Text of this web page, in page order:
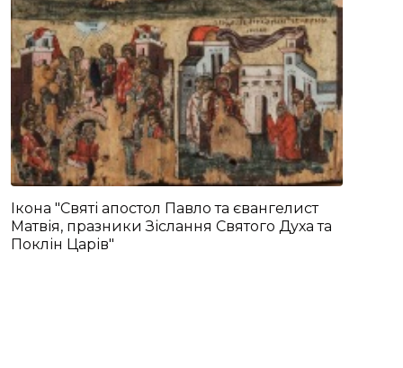
Ікона "Святі апостол Павло та євангелист
Матвія, празники Зіслання Святого Духа та
Поклін Царів"